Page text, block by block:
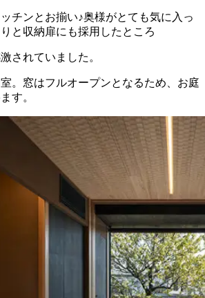
チンとお揃い♪奥様がとても気に入っ
と収納扉にも採用したところ
されていました。
。窓はフルオープンとなるため、お庭
す。